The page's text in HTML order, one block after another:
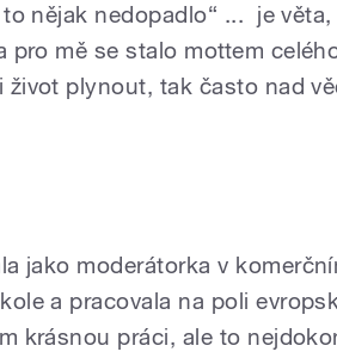
nějak nedopadlo“ ... je
pro mě se stalo mottem
plynout, tak často nad
jako moderátorka v
a pracovala na poli
krásnou práci, ale to